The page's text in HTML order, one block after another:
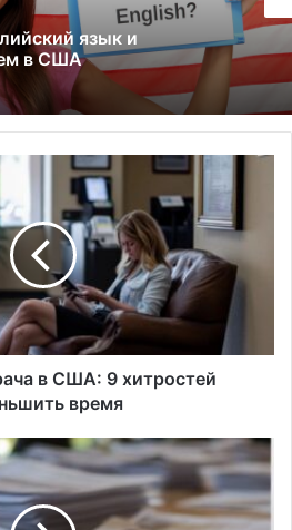
в США:
язык и
в США
в США: 9 хитростей
время